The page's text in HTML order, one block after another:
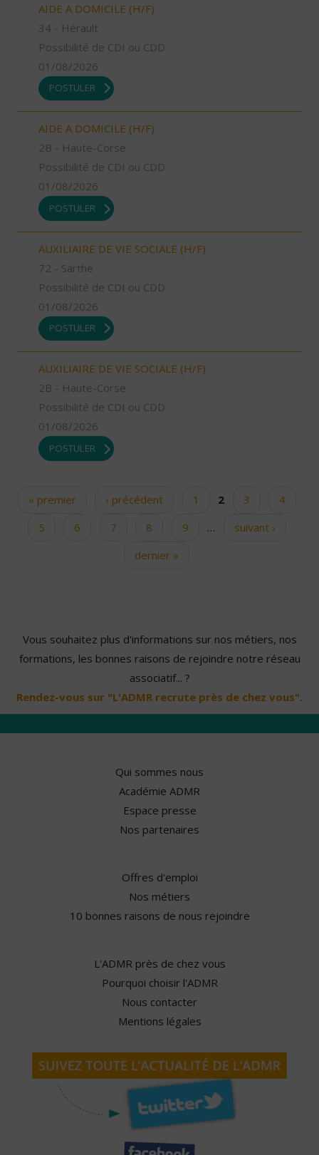
AIDE A DOMICILE (H/F)
34 - Hérault
Possibilité de CDI ou CDD
01/08/2026
POSTULER
AIDE A DOMICILE (H/F)
2B - Haute-Corse
Possibilité de CDI ou CDD
01/08/2026
POSTULER
AUXILIAIRE DE VIE SOCIALE (H/F)
72 - Sarthe
Possibilité de CDI ou CDD
01/08/2026
POSTULER
AUXILIAIRE DE VIE SOCIALE (H/F)
2B - Haute-Corse
Possibilité de CDI ou CDD
01/08/2026
POSTULER
Pages« premier ‹ précédent 1 2 3
4
5
6 7 8 9 …
suivant ›
dernier »
Vous souhaitez plus d'informations sur nos métiers, nos
formations, les bonnes raisons de rejoindre notre réseau
associatif... ?
Rendez-vous sur "L'ADMR recrute près de chez vous".
Qui sommes nous
Académie ADMR
Espace presse
Nos partenaires
Offres d'emploi
Nos métiers
10 bonnes raisons de nous rejoindre
L'ADMR près de chez vous
Pourquoi choisir l'ADMR
Nous contacter
Mentions légales